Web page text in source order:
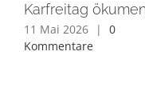
Karfreitag
11 Mai 2026 |
0
Kommentare